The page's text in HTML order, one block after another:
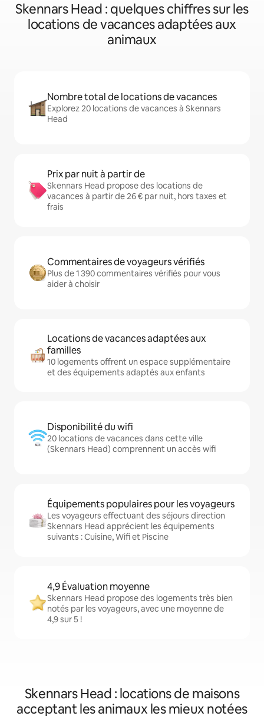
Skennars Head : quelques chiffres sur les
locations de vacances adaptées aux
animaux
Nombre total de locations de vacances
Explorez 20 locations de vacances à Skennars
Head
Prix par nuit à partir de
Skennars Head propose des locations de
vacances à partir de 26 € par nuit, hors taxes et
frais
Commentaires de voyageurs vérifiés
Plus de 1 390 commentaires vérifiés pour vous
aider à choisir
Locations de vacances adaptées aux
familles
10 logements offrent un espace supplémentaire
et des équipements adaptés aux enfants
Disponibilité du wifi
20 locations de vacances dans cette ville
(Skennars Head) comprennent un accès wifi
Équipements populaires pour les voyageurs
Les voyageurs effectuant des séjours direction
Skennars Head apprécient les équipements
suivants : Cuisine, Wifi et Piscine
4,9 Évaluation moyenne
Skennars Head propose des logements très bien
notés par les voyageurs, avec une moyenne de
4,9 sur 5 !
Skennars Head : locations de maisons
acceptant les animaux les mieux notées